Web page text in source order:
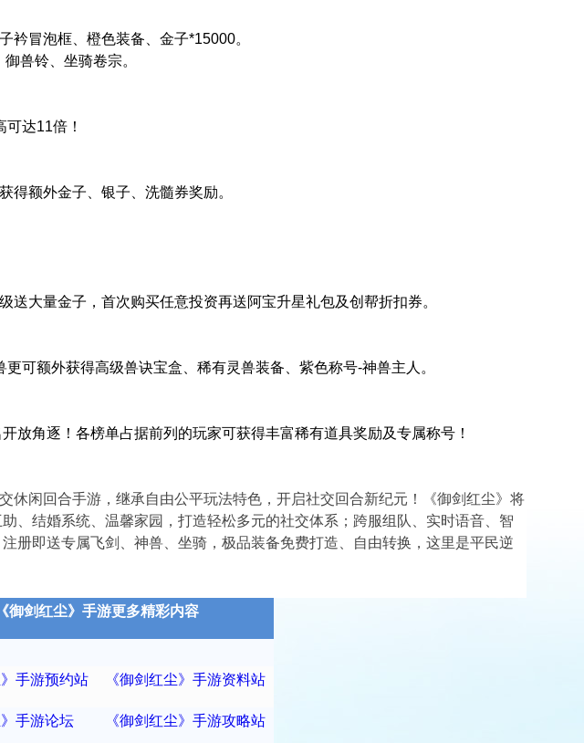
衿冒泡框、橙色装备、金子*15000。
兽铃、坐骑卷宗。
达11倍！
得额外金子、银子、洗髓券奖励。
送大量金子，首次购买任意投资再送阿宝升星礼包及创帮折扣券。
可额外获得高级兽诀宝盒、稀有灵兽装备、紫色称号-神兽主人。
放角逐！各榜单占据前列的玩家可获得丰富稀有道具奖励及专属称号！
休闲回合手游，继承自由公平玩法特色，开启社交回合新纪元！《御剑红尘》将
、结婚系统、温馨家园，打造轻松多元的社交体系；跨服组队、实时语音、智
册即送专属飞剑、神兽、坐骑，极品装备免费打造、自由转换，这里是平民逆
《御剑红尘》手游更多精彩内容
》手游预约站 《御剑红尘》手游资料站
》手游论坛 《御剑红尘》手游攻略站